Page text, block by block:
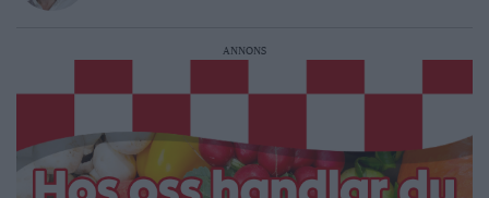
ANNONS